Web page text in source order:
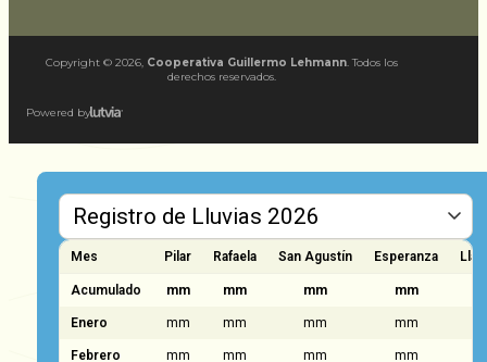
Copyright © 2026, Cooperativa Guillermo Lehmann. Todos los
derechos reservados.
Powered by
Mes Pilar Rafaela San Agustín Esperanza
Acumulado mm mm mm mm
Enero mm mm mm mm
Febrero mm mm mm mm